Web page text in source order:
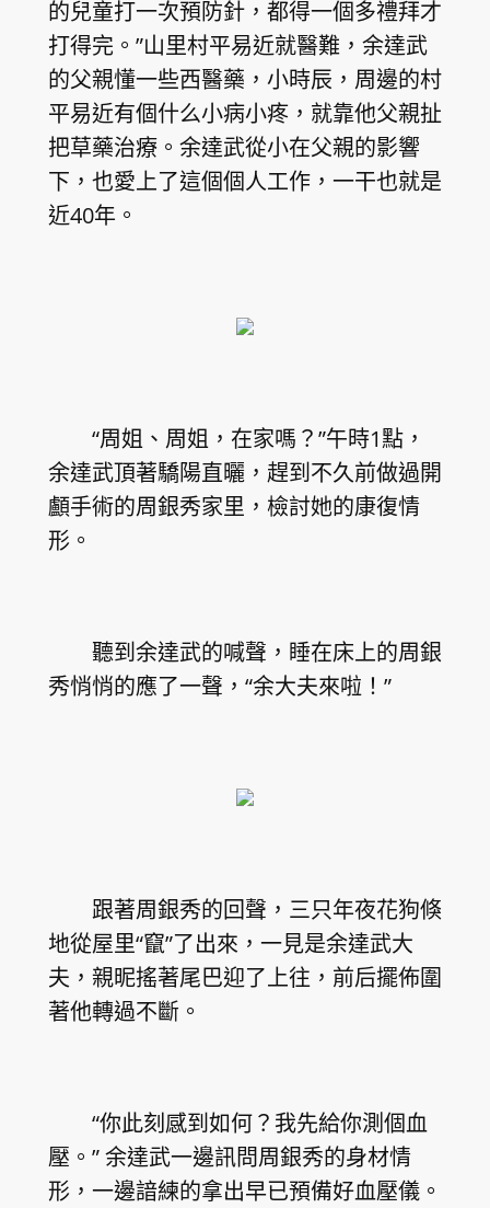
的兒童打一次預防針，都得一個多禮拜才
打得完。”山里村平易近就醫難，余達武
的父親懂一些西醫藥，小時辰，周邊的村
平易近有個什么小病小疼，就靠他父親扯
把草藥治療。余達武從小在父親的影響
下，也愛上了這個個人工作，一干也就是
近40年。
“周姐、周姐，在家嗎？”午時1點，
余達武頂著驕陽直曬，趕到不久前做過開
顱手術的周銀秀家里，檢討她的康復情
形。
聽到余達武的喊聲，睡在床上的周銀
秀悄悄的應了一聲，“余大夫來啦！”
跟著周銀秀的回聲，三只年夜花狗倏
地從屋里“竄”了出來，一見是余達武大
夫，親昵搖著尾巴迎了上往，前后擺佈圍
著他轉過不斷。
“你此刻感到如何？我先給你測個血
壓。” 余達武一邊訊問周銀秀的身材情
形，一邊諳練的拿出早已預備好血壓儀。